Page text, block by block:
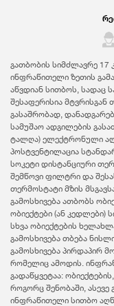
გათბობის სიმძლავრე 17
ინფრაწითელი ზეთის
აწვდიან სითბოს, სადაც
შესაფერისია მტვრისგან
გასაშრობად,
სამუშაო ადგილების
ტალღა) ელექტრონული
პოსტვენტილაცია
სოკეტი დისტანციური
შემწოვი ფილტრი და
თერმოსტატი მზის
გამოსხივება ათბობს
ობიექტები (ან კედლები)
სხვა ობიექტების
გამოსხივება თბება
გამოსხივება პირდაპირ
რომელიც ამოდის.
გადაწყვეტაა:
როგორც შენობაში, ასევე
ინფრაწითელი სითბო